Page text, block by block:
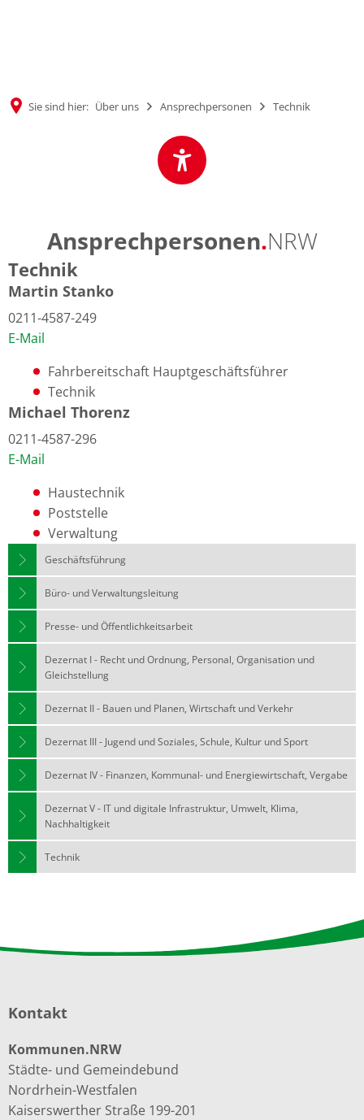
Sie sind hier: Über uns Ansprechpersonen Technik
Ansprechpersonen.NRW
Technik
Martin Stanko
0211-4587-249
E-Mail
Fahrbereitschaft Hauptgeschäftsführer
Technik
Michael Thorenz
0211-4587-296
E-Mail
Haustechnik
Poststelle
Verwaltung
Geschäftsführung
Büro- und Verwaltungsleitung
Presse- und Öffentlichkeitsarbeit
Dezernat I - Recht und Ordnung, Personal, Organisation und
Gleichstellung
Dezernat II - Bauen und Planen, Wirtschaft und Verkehr
Dezernat III - Jugend und Soziales, Schule, Kultur und Sport
Dezernat IV - Finanzen, Kommunal- und Energiewirtschaft, Vergabe
Dezernat V - IT und digitale Infrastruktur, Umwelt, Klima,
Nachhaltigkeit
Technik
Kontakt
Kommunen.NRW
Städte- und Gemeindebund
Nordrhein-Westfalen
Kaiserswerther Straße 199-201